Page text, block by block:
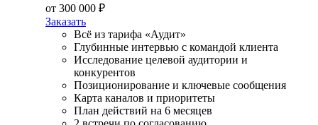
от 300 000 ₽
Заказать
Всё из тарифа «Аудит»
Глубинные интервью с командой клиента
Исследование целевой аудитории и
конкурентов
Позиционирование и ключевые сообщения
Карта каналов и приоритеты
План действий на 6 месяцев